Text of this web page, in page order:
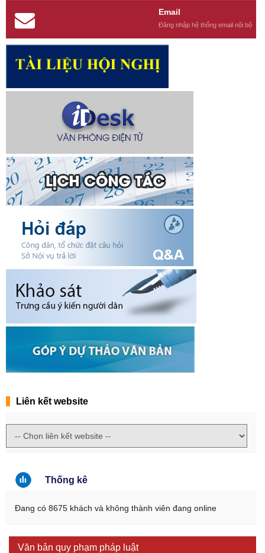
Email
Đăng nhập hệ thống email nội bộ
Liên kết website
Thống kê
Đang có 8675 khách và không thành viên đang online
Văn bản quy phạm pháp luật